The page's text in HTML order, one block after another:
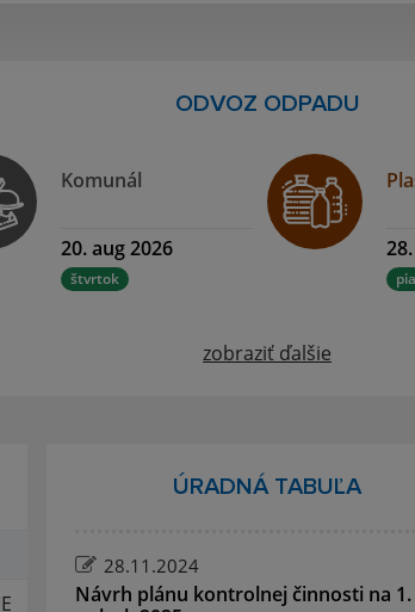
ODVOZ ODPADU
Komunál
20. aug 2026
štvrtok
zobraziť ďalšie
ÚRADNÁ TABUĽA
28.11.2024
Návrh plánu kontrolnej činnosti na 1.